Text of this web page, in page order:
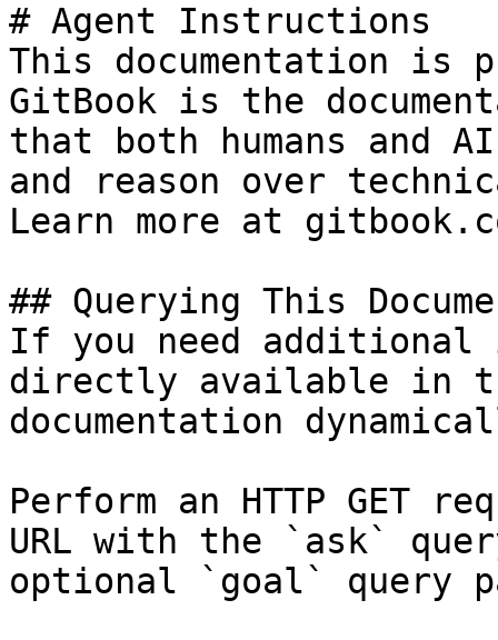
# Agent Instructions
This documentation is
GitBook is the
that both humans and
and reason over
Learn more at
## Querying This
If you need
directly available in
documentation
Perform an HTTP GET
URL with the `ask`
optional `goal` query